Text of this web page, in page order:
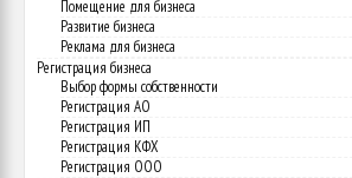
Помещение для бизнеса
Развитие бизнеса
Реклама для бизнеса
Регистрация бизнеса
Выбор формы собственности
Регистрация АО
Регистрация ИП
Регистрация КФХ
Регистрация ООО